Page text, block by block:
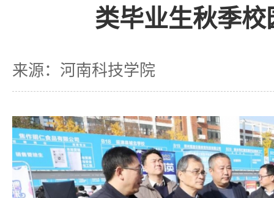
类毕业生秋季
来源：河南科技学院